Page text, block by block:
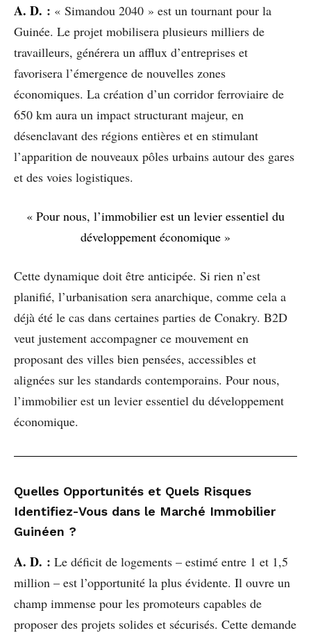
A. D. : « Simandou 2040 » est un tournant pour la
Guinée. Le projet mobilisera plusieurs milliers de
travailleurs, générera un afflux d’entreprises et
favorisera l’émergence de nouvelles zones
économiques. La création d’un corridor ferroviaire de
650 km aura un impact structurant majeur, en
désenclavant des régions entières et en stimulant
l’apparition de nouveaux pôles urbains autour des gares
et des voies logistiques.
« Pour nous, l’immobilier est un levier essentiel du
développement économique »
Cette dynamique doit être anticipée. Si rien n’est
planifié, l’urbanisation sera anarchique, comme cela a
déjà été le cas dans certaines parties de Conakry. B2D
veut justement accompagner ce mouvement en
proposant des villes bien pensées, accessibles et
alignées sur les standards contemporains. Pour nous,
l’immobilier est un levier essentiel du développement
économique.
Quelles Opportunités et Quels Risques
Identifiez-Vous dans le Marché Immobilier
Guinéen ?
A. D. : Le déficit de logements – estimé entre 1 et 1,5
million – est l’opportunité la plus évidente. Il ouvre un
champ immense pour les promoteurs capables de
proposer des projets solides et sécurisés. Cette demande